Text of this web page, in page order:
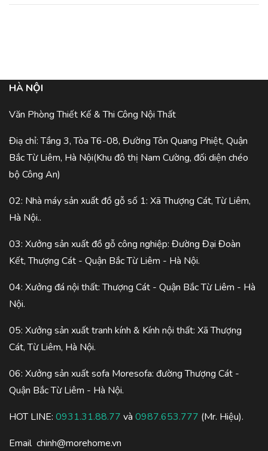
HÀ NỘI
Văn Phòng Thiết Kế & Thi Công Nội Thất
Điạ chỉ: Tầng 3, Tòa T6-08, Đường Tôn Quang Phiệt, Quận
Bắc Từ Liêm, Hà Nội(Khu đô thị Nam Cường, đối diện chéo
bộ Công An)
02: Nhà máy sản xuất đồ gỗ số 1: Xã Thượng Cát, Từ Liêm,
Hà Nội..
03: Xưởng sản xuất đồ gỗ công nghiệp: Đường Đại Đoàn
Kết, Thượng Cát - Quận Bắc Từ Liêm - Hà Nội.
04: Xưởng đá nội thất: Thượng Cát - Quận Bắc Từ Liêm - Hà
Nội.
05: Xưởng sản xuất tranh kính & Kính nội thất: Xã Thượng
Cát, Từ Liêm, Hà Nội.
06: Xưởng sản xuất sofa Moresofa: đường Thượng Cát -
Quận Bắc Từ Liêm - Hà Nội.
HOT LINE: 0931.31.88.77 và 0987.653.777 (Mr. Hiệu).
Email chinh@morehome.vn